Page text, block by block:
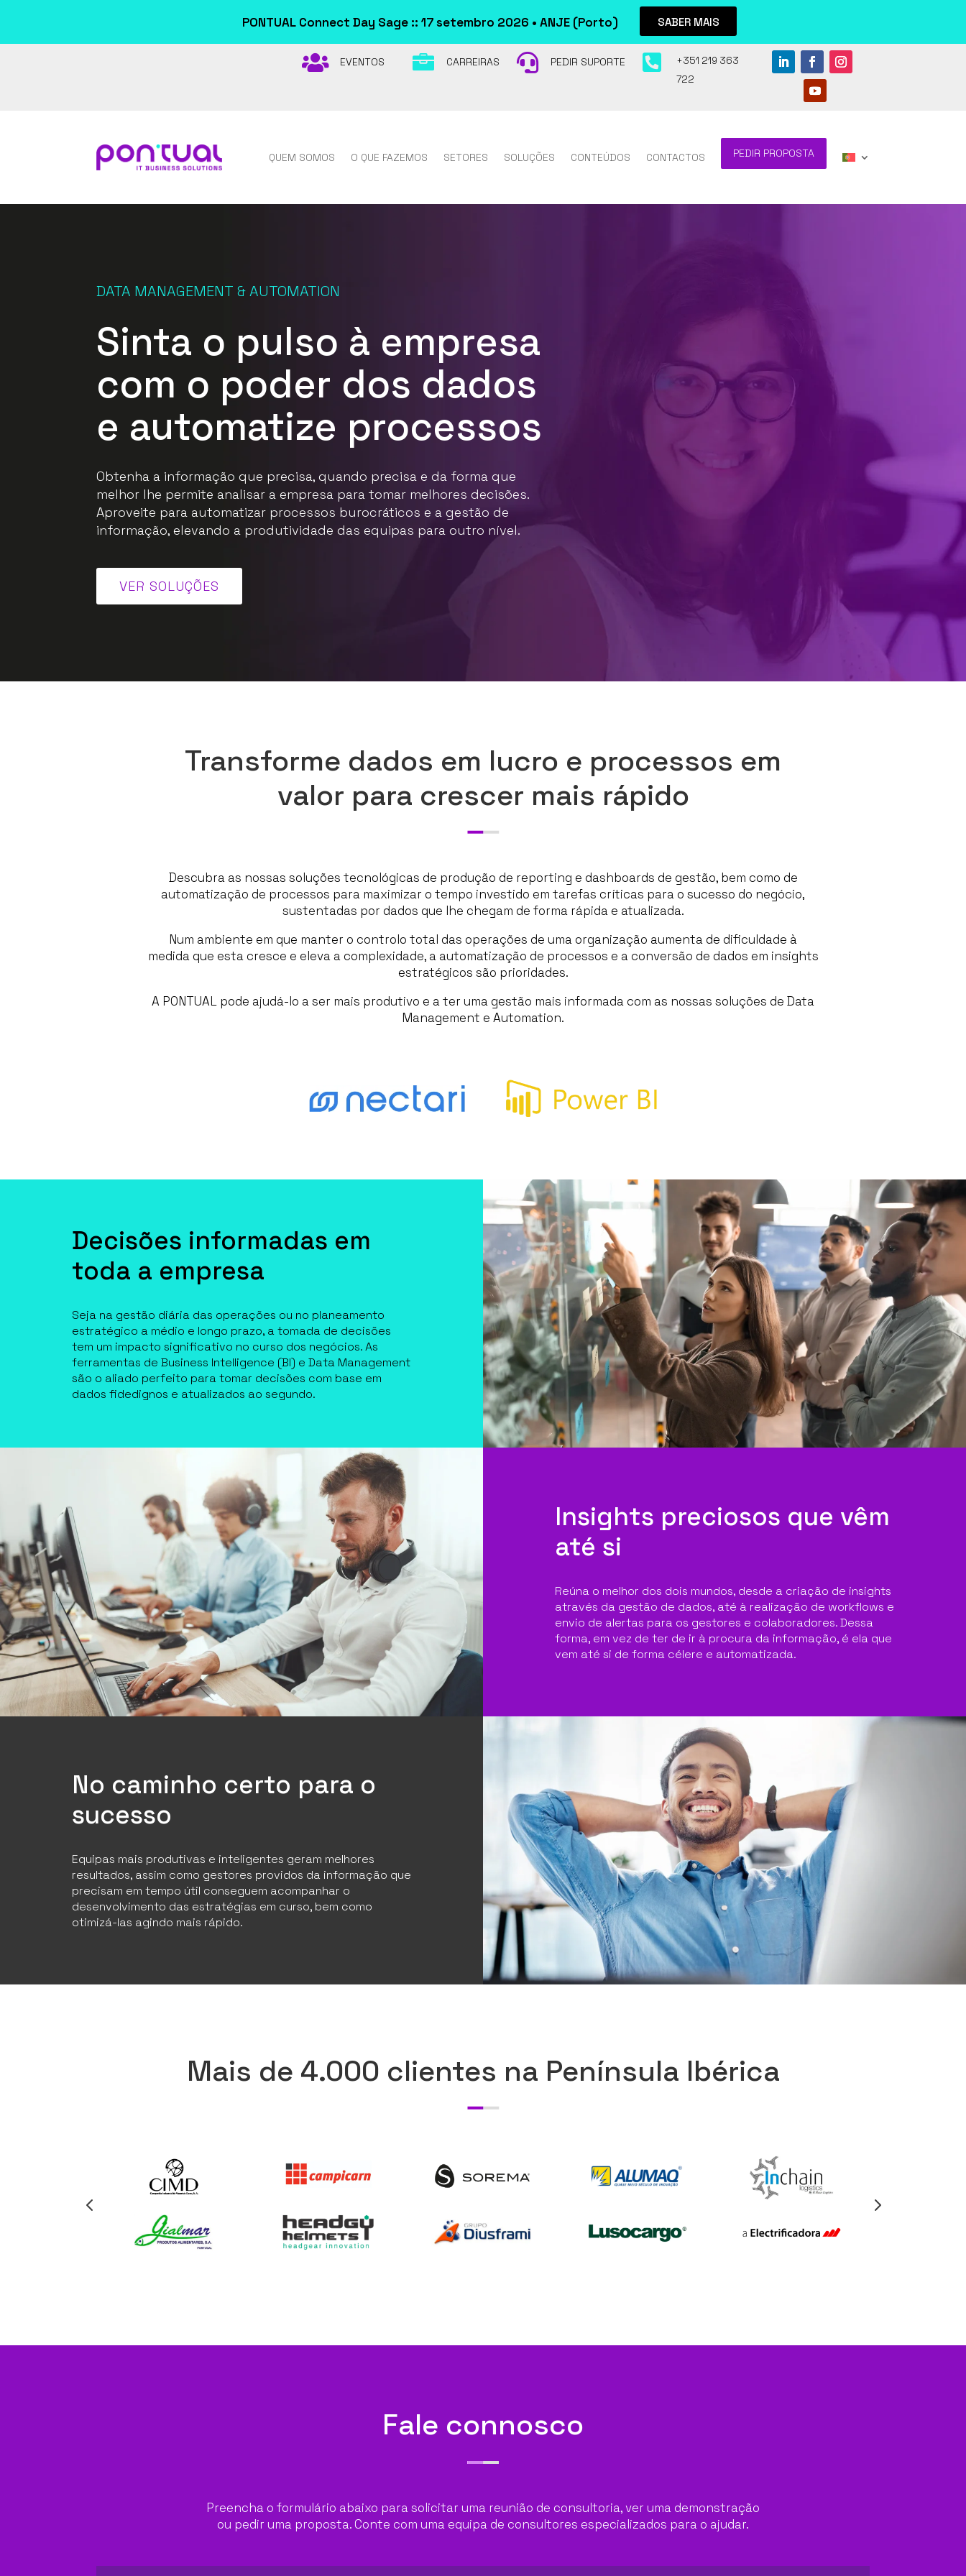
PONTUAL Connect Day Sage :: 17 setembro 2026 • ANJE (Porto) SABER MAIS
 EVENTOS  CARREIRAS  PEDIR SUPORTE 
+351 219 363
722
QUEM SOMOS O QUE FAZEMOS SETORES SOLUÇÕES CONTEÚDOS CONTACTOS PEDIR PROPOSTA
DATA MANAGEMENT & AUTOMATION
Sinta o pulso à empresa
com o poder dos dados
e automatize processos
Obtenha a informação que precisa, quando precisa e da forma que
melhor lhe permite analisar a empresa para tomar melhores decisões.
Aproveite para automatizar processos burocráticos e a gestão de
informação, elevando a produtividade das equipas para outro nível.
VER SOLUÇÕES
Transforme dados em lucro e processos em
valor para crescer mais rápido
Descubra as nossas soluções tecnológicas de produção de reporting e dashboards de gestão, bem como de
automatização de processos para maximizar o tempo investido em tarefas críticas para o sucesso do negócio,
sustentadas por dados que lhe chegam de forma rápida e atualizada.
Num ambiente em que manter o controlo total das operações de uma organização aumenta de dificuldade à
medida que esta cresce e eleva a complexidade, a automatização de processos e a conversão de dados em insights
estratégicos são prioridades.
A PONTUAL pode ajudá-lo a ser mais produtivo e a ter uma gestão mais informada com as nossas soluções de Data
Management e Automation.
Decisões informadas em
toda a empresa
Seja na gestão diária das operações ou no planeamento
estratégico a médio e longo prazo, a tomada de decisões
tem um impacto significativo no curso dos negócios. As
ferramentas de Business Intelligence (BI) e Data Management
são o aliado perfeito para tomar decisões com base em
dados fidedignos e atualizados ao segundo.
Insights preciosos que vêm
até si
Reúna o melhor dos dois mundos, desde a criação de insights
através da gestão de dados, até à realização de workflows e
envio de alertas para os gestores e colaboradores. Dessa
forma, em vez de ter de ir à procura da informação, é ela que
vem até si de forma célere e automatizada.
No caminho certo para o
sucesso
Equipas mais produtivas e inteligentes geram melhores
resultados, assim como gestores providos da informação que
precisam em tempo útil conseguem acompanhar o
desenvolvimento das estratégias em curso, bem como
otimizá-las agindo mais rápido.
Mais de 4.000 clientes na Península Ibérica
Fale connosco
Preencha o formulário abaixo para solicitar uma reunião de consultoria, ver uma demonstração
ou pedir uma proposta. Conte com uma equipa de consultores especializados para o ajudar.